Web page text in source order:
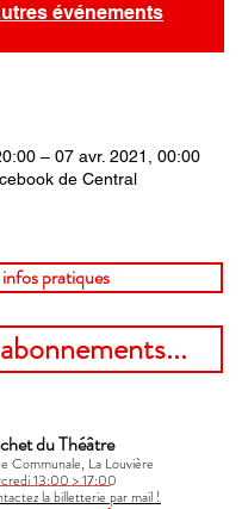
événements
– 07 avr. 2021, 00:00
de Central
infos pratiques
du Théâtre
Communale, La Louvière
13:00 > 17:00​
la billetterie par mail !